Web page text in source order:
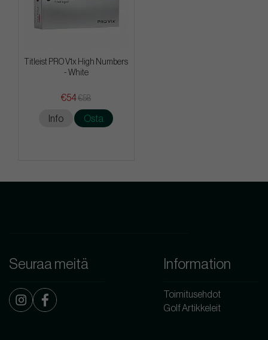
Titleist PRO V1x High Numbers
- White
€54€58
Info Osta
Seuraa meitä Information
Toimitusehdot
Golf Artikkeleit